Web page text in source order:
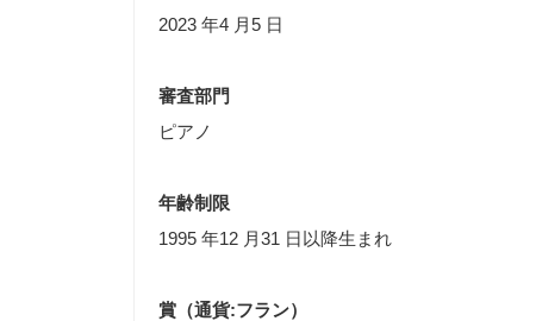
2023 年4 月5 日
審査部門
ピアノ
年齢制限
1995 年12 月31 日以降生まれ
賞（通貨:フラン）